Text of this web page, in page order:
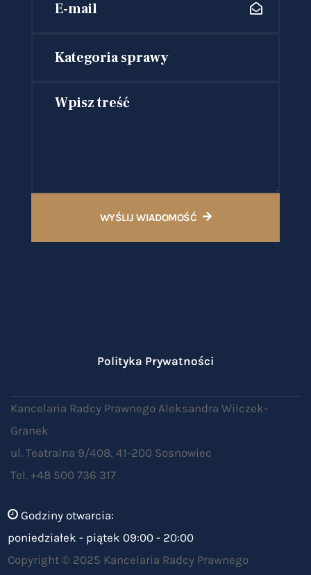
Kategoria sprawy
WYŚLIJ WIADOMOŚĆ
Polityka Prywatności
Kancelaria Radcy Prawnego Aleksandra Wilczek-
Granek
ul. Teatralna 9/408, 41-200 Sosnowiec
Tel. +48 500 736 317
Godziny otwarcia:
poniedziałek - piątek 09:00 - 20:00
Copyright © 2025 Kancelaria Radcy Prawnego